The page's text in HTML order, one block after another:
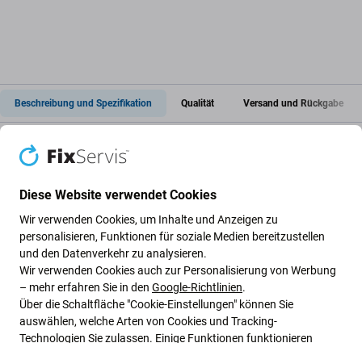
Beschreibung und Spezifikation Qualität Versand und Rückgabe
Akkudeckel für Huawei P30
DieseAkkuabdeckungist ein Ersatzteil fürdas Huawei
P30. Sie eignet sich, wenn die originale Rückseite durch
Stöße, Stürze oder längere Nutzung Risse, Kratzer, Brüche
oder andere Beschädigungen aufweist.
DieErsatzrückseiteträgt dazu bei, das äußere
Erscheinungsbild des Geräts wiederherzustellen und
Diese Website verwendet Cookies
Wir verwenden Cookies, um Inhalte und Anzeigen zu
personalisieren, Funktionen für soziale Medien bereitzustellen
und den Datenverkehr zu analysieren.
Wir verwenden Cookies auch zur Personalisierung von Werbung
– mehr erfahren Sie in den Google-Richtlinien.
Über die Schaltfläche "Cookie-Einstellungen" können Sie
auswählen, welche Arten von Cookies und Tracking-
Technologien Sie zulassen. Einige Funktionen funktionieren